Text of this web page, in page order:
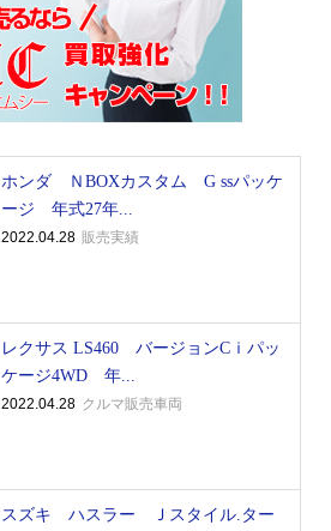
ホンダ ＮBOXカスタム G ssパッケ
ージ 年式27年...
2022.04.28 販売実績
レクサス LS460 バージョンCｉパッ
ケージ4WD 年...
2022.04.28 クルマ販売車両
スズキ ハスラー Ｊスタイル.ター